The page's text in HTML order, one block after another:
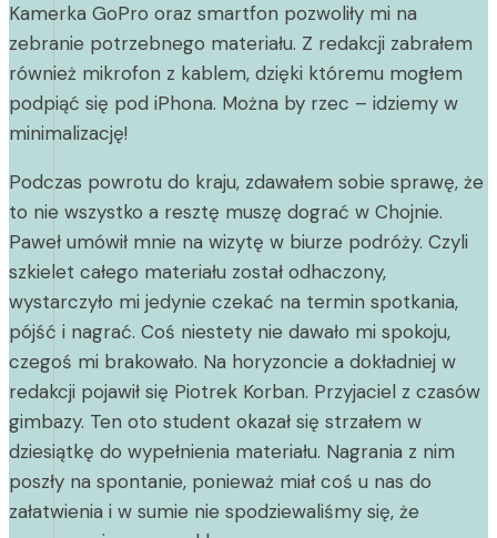
Kamerka GoPro oraz smartfon pozwoliły mi na
zebranie potrzebnego materiału. Z redakcji zabrałem
również mikrofon z kablem, dzięki któremu mogłem
podpiąć się pod iPhona. Można by rzec – idziemy w
minimalizację!
Podczas powrotu do kraju, zdawałem sobie sprawę, że
to nie wszystko a resztę muszę dograć w Chojnie.
Paweł umówił mnie na wizytę w biurze podróży. Czyli
szkielet całego materiału został odhaczony,
wystarczyło mi jedynie czekać na termin spotkania,
pójść i nagrać. Coś niestety nie dawało mi spokoju,
czegoś mi brakowało. Na horyzoncie a dokładniej w
redakcji pojawił się Piotrek Korban. Przyjaciel z czasów
gimbazy. Ten oto student okazał się strzałem w
dziesiątkę do wypełnienia materiału. Nagrania z nim
poszły na spontanie, ponieważ miał coś u nas do
załatwienia i w sumie nie spodziewaliśmy się, że